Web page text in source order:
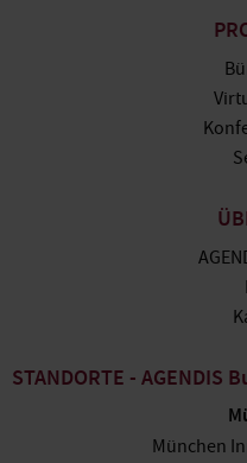
STANDORTE -
München